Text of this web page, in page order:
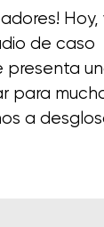
de caso
presenta
para
a